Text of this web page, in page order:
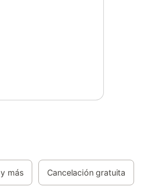
y más Cancelación gratuita